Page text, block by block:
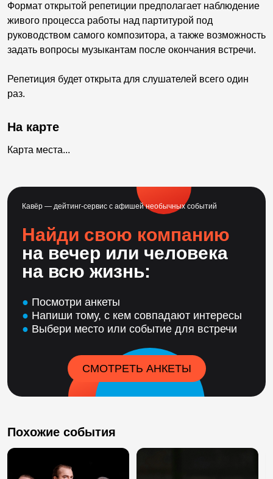
Формат открытой репетиции предполагает наблюдение
живого процесса работы над партитурой под
руководством самого композитора, а также возможность
задать вопросы музыкантам после окончания встречи.
Репетиция будет открыта для слушателей всего один
раз.
На карте
Карта места...
Кавёр — дейтинг-сервис с афишей необычных событий
Найди свою компанию
на вечер или человека
на всю жизнь:
● Посмотри анкеты
● Напиши тому, с кем совпадают интересы
● Выбери место или событие для встречи
СМОТРЕТЬ АНКЕТЫ
Похожие события